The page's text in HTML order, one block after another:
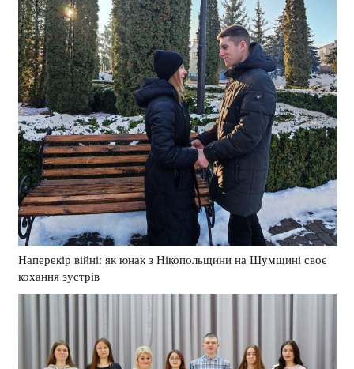
Наперекір війні: як юнак з Нікопольщини на Шумщині своє
кохання зустрів